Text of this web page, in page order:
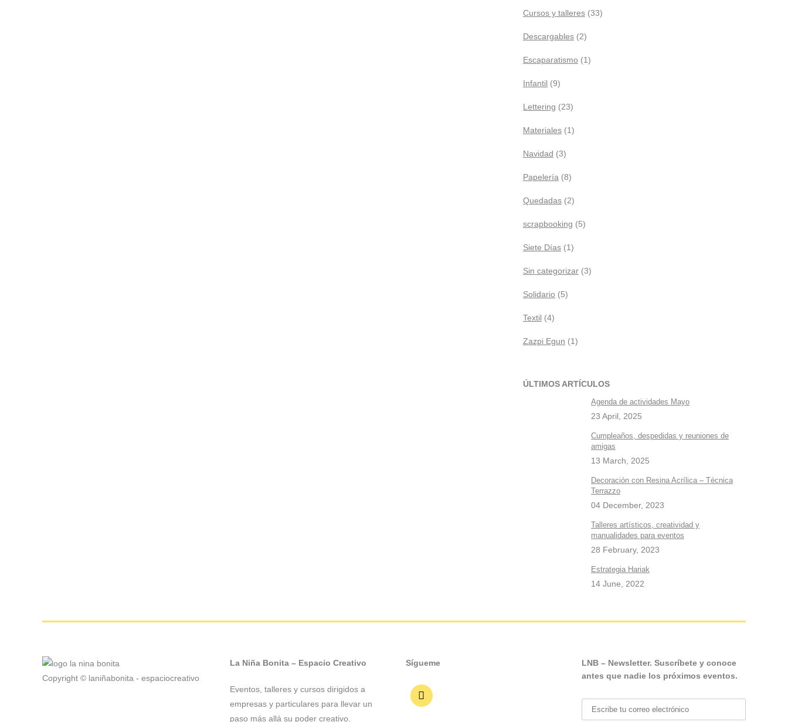
Cursos y talleres(33)
Descargables(2)
Escaparatismo (1)
Infantil (9)
Lettering (23)
Materiales(1)
Navidad (3)
Papelería (8)
Quedadas(2)
scrapbooking (5)
Siete Días(1)
Sin categorizar(3)
Solidario (5)
Textil (4)
Zazpi Egun (1)
ÚLTIMOS ARTÍCULOS
Agenda de actividades Mayo
23 April, 2025
Cumpleaños, despedidas y reuniones de
amigas
13 March, 2025
Decoración con Resina Acrílica – Técnica
Terrazzo
04 December, 2023
Talleres artísticos, creatividad y
manualidades para eventos
28 February, 2023
Estrategia Hariak
14 June, 2022
Copyright © laniñabonita - espaciocreativo
La Niña Bonita – Espacio Creativo
Eventos, talleres y cursos dirigidos a
empresas y particulares para llevar un
paso más allá su poder creativo.
Sígueme
LNB – Newsletter. Suscríbete y conoce
antes que nadie los próximos eventos.